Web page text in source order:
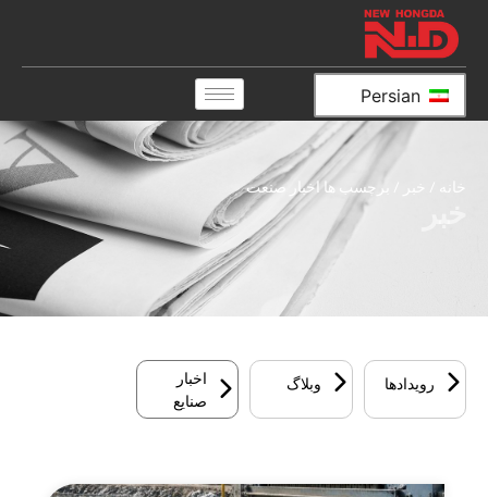
Persian
خانه خبر / برچسب ها اخبار صنعت
رویدادها وبلاگ
اخبار
صنایع